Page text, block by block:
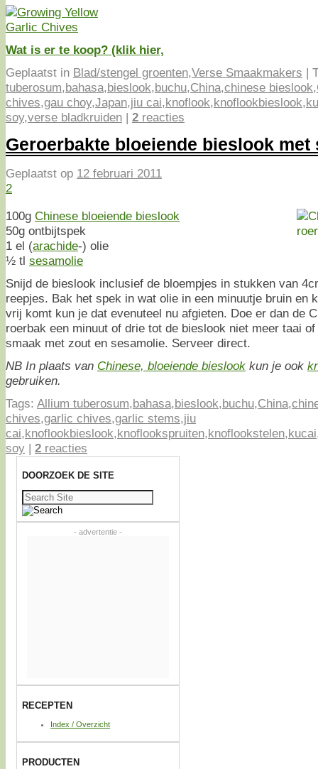
Wat is er te koop? (klik hier,
Geplaatst in Blad/stengel groenten,Verse Smaakmakers |
tuberosum,bahasa,bieslook,buchu,China,chinese bieslook,
chives,gau choy,Japan,jiu cai,knoflook,knoflookbieslook,
soy,verse bladkruiden | 2 reacties
Geroerbakte bloeiende bieslook met
Geplaatst op 12 februari 2011
2
100g Chinese bloeiende bieslook
50g ontbijtspek
1 el (arachide-) olie
½ tl sesamolie
Snijd de bieslook inclusief de bloempjes in stukken van
reepjes. Bak het spek in wat olie in een minuutje bruin en
vrij komt kun je dat evenuteel nu afgieten. Doe er dan de
roerbak een minuut of drie tot de bieslook niet meer taai
smaak met zout en sesamolie. Serveer direct.
NB In plaats van Chinese, bloeiende bieslook kun je ook
gebruiken.
Tags: Allium tuberosum,bahasa,bieslook,buchu,China,
chives,garlic chives,garlic stems,jiu
cai,knoflookbieslook,knoflookspruiten,knoflookstelen,kucai
soy | 2 reacties
DOORZOEK DE SITE
Zoeken
naar:
- advertentie -
RECEPTEN
Index / Overzicht
PRODUCTEN